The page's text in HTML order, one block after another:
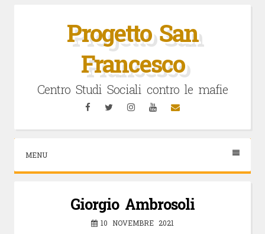
Progetto San
Francesco
Centro Studi Sociali contro le mafie
FacebookTwitterInstagramYouTubeEmail
MENU
Giorgio Ambrosoli
10 NOVEMBRE 2021